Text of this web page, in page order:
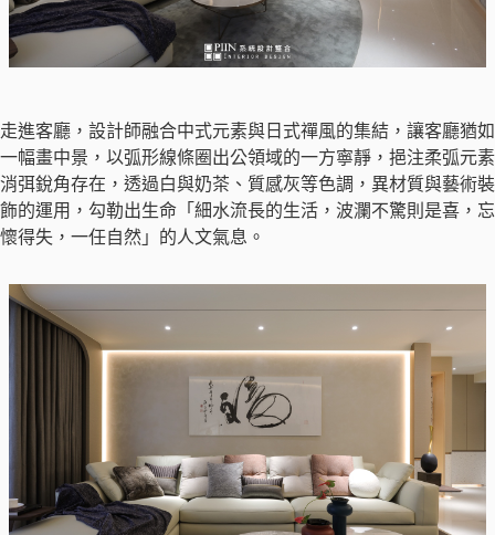
走進客廳，設計師融合中式元素與日式禪風的集結，讓客廳猶如
一幅畫中景，以弧形線條圈出公領域的一方寧靜，挹注柔弧元素
消弭銳角存在，透過白與奶茶、質感灰等色調，異材質與藝術裝
飾的運用，勾勒出生命「細水流長的生活，波瀾不驚則是喜，忘
懷得失，一任自然」的人文氣息。